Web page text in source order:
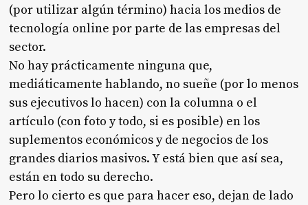
(por utilizar algún término) hacia los medios de
tecnología online por parte de las empresas del
sector.
No hay prácticamente ninguna que,
mediáticamente hablando, no sueñe (por lo menos
sus ejecutivos lo hacen) con la columna o el
artículo (con foto y todo, si es posible) en los
suplementos económicos y de negocios de los
grandes diarios masivos. Y está bien que así sea,
están en todo su derecho.
Pero lo cierto es que para hacer eso, dejan de lado